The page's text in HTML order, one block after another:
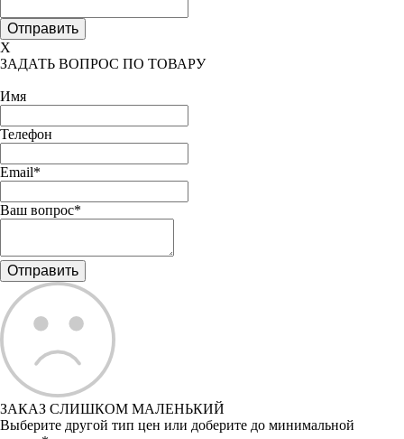
X
ЗАДАТЬ ВОПРОС ПО ТОВАРУ
Имя
Телефон
Email*
Ваш вопрос*
ЗАКАЗ СЛИШКОМ МАЛЕНЬКИЙ
Выберите другой тип цен или доберите до минимальной